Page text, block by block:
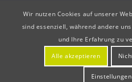
Wir nutzen Cookies auf unserer
sind essenziell, während andere
und Ihre Erfahrung zu
Alle akzeptieren
Einstellungen